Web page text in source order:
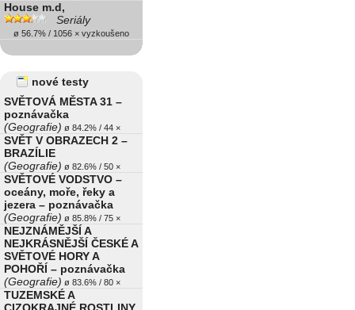
House m.d,
Seriály
ø 56.7% / 1056 × vyzkoušeno
nové testy
SVĚTOVÁ MĚSTA 31 –
poznávačka
(Geografie) ø 84.2% / 44 ×
SVĚT V OBRAZECH 2 –
BRAZÍLIE
(Geografie) ø 82.6% / 50 ×
SVĚTOVÉ VODSTVO –
oceány, moře, řeky a
jezera – poznávačka
(Geografie) ø 85.8% / 75 ×
NEJZNÁMĚJŠÍ A
NEJKRÁSNĚJŠÍ ČESKÉ A
SVĚTOVÉ HORY A
POHOŘÍ – poznávačka
(Geografie) ø 83.6% / 80 ×
TUZEMSKÉ A